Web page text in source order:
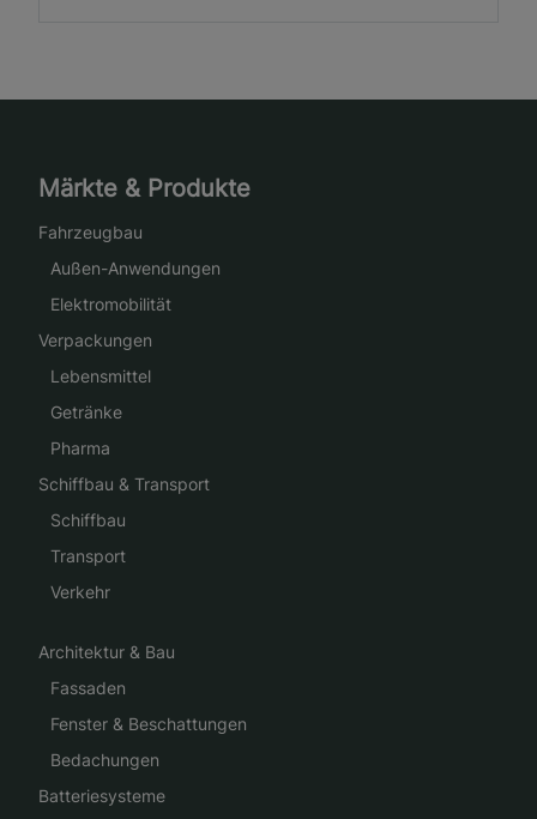
Märkte & Produkte
Fahrzeugbau
Außen-Anwendungen
Elektromobilität
Verpackungen
Lebensmittel
Getränke
Pharma
Schiffbau & Transport
Schiffbau
Transport
Verkehr
Architektur & Bau
Fassaden
Fenster & Beschattungen
Bedachungen
Batteriesysteme